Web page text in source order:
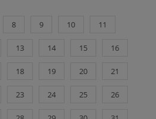
8 9 10 11
13 14 15 16
18 19 20 21
23 24 25 26